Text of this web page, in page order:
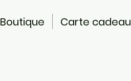
Boutique Carte cadeau